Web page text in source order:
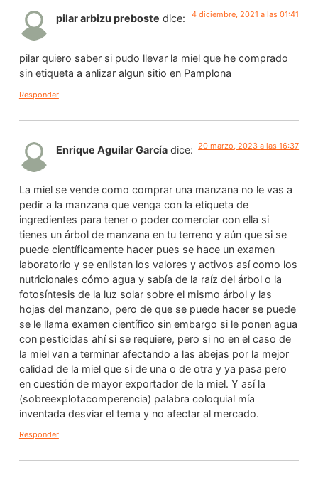
pilar arbizu preboste dice: 4 diciembre, 2021 a las 01:41
pilar quiero saber si pudo llevar la miel que he comprado
sin etiqueta a anlizar algun sitio en Pamplona
Responder
Enrique Aguilar García dice: 20 marzo, 2023 a las 16:37
La miel se vende como comprar una manzana no le vas a
pedir a la manzana que venga con la etiqueta de
ingredientes para tener o poder comerciar con ella si
tienes un árbol de manzana en tu terreno y aún que si se
puede científicamente hacer pues se hace un examen
laboratorio y se enlistan los valores y activos así como los
nutricionales cómo agua y sabía de la raíz del árbol o la
fotosíntesis de la luz solar sobre el mismo árbol y las
hojas del manzano, pero de que se puede hacer se puede
se le llama examen científico sin embargo si le ponen agua
con pesticidas ahí si se requiere, pero si no en el caso de
la miel van a terminar afectando a las abejas por la mejor
calidad de la miel que si de una o de otra y ya pasa pero
en cuestión de mayor exportador de la miel. Y así la
(sobreexplotacomperencia) palabra coloquial mía
inventada desviar el tema y no afectar al mercado.
Responder